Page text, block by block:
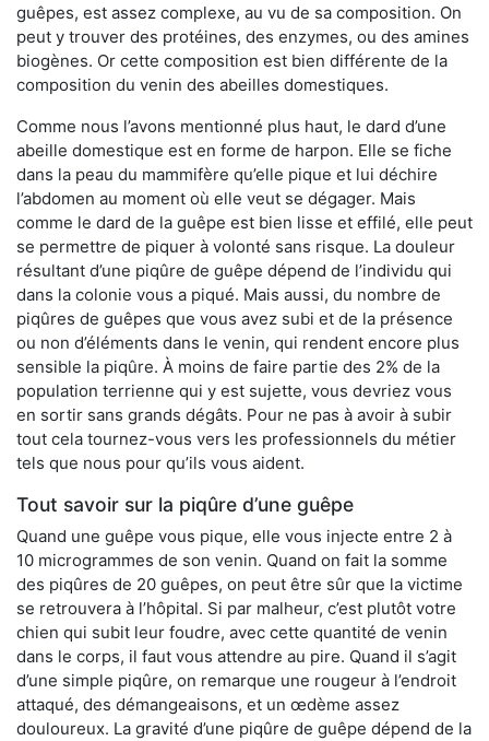
guêpes, est assez complexe, au vu de sa composition. On
peut y trouver des protéines, des enzymes, ou des amines
biogènes. Or cette composition est bien différente de la
composition du venin des abeilles domestiques.
Comme nous l’avons mentionné plus haut, le dard d’une
abeille domestique est en forme de harpon. Elle se fiche
dans la peau du mammifère qu’elle pique et lui déchire
l’abdomen au moment où elle veut se dégager. Mais
comme le dard de la guêpe est bien lisse et effilé, elle peut
se permettre de piquer à volonté sans risque. La douleur
résultant d’une piqûre de guêpe dépend de l’individu qui
dans la colonie vous a piqué. Mais aussi, du nombre de
piqûres de guêpes que vous avez subi et de la présence
ou non d’éléments dans le venin, qui rendent encore plus
sensible la piqûre. À moins de faire partie des 2% de la
population terrienne qui y est sujette, vous devriez vous
en sortir sans grands dégâts. Pour ne pas à avoir à subir
tout cela tournez-vous vers les professionnels du métier
tels que nous pour qu’ils vous aident.
Tout savoir sur la piqûre d’une guêpe
Quand une guêpe vous pique, elle vous injecte entre 2 à
10 microgrammes de son venin. Quand on fait la somme
des piqûres de 20 guêpes, on peut être sûr que la victime
se retrouvera à l’hôpital. Si par malheur, c’est plutôt votre
chien qui subit leur foudre, avec cette quantité de venin
dans le corps, il faut vous attendre au pire. Quand il s’agit
d’une simple piqûre, on remarque une rougeur à l’endroit
attaqué, des démangeaisons, et un œdème assez
douloureux. La gravité d’une piqûre de guêpe dépend de la